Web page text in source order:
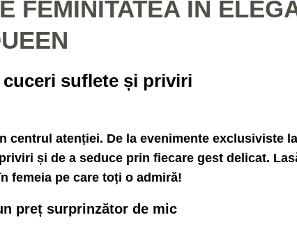
FEMINITATEA ÎN
suflete și priviri
centrul atenției. De la evenimente exclusiviste
și de a seduce prin fiecare gest delicat.
femeia pe care toți o admiră!
preț surprinzător de mic